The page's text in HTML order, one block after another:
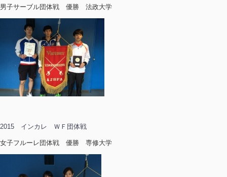
男子サーブル団体戦 優勝 法政大学
2015 インカレ ＷＦ団体戦
女子フルーレ団体戦 優勝 専修大学